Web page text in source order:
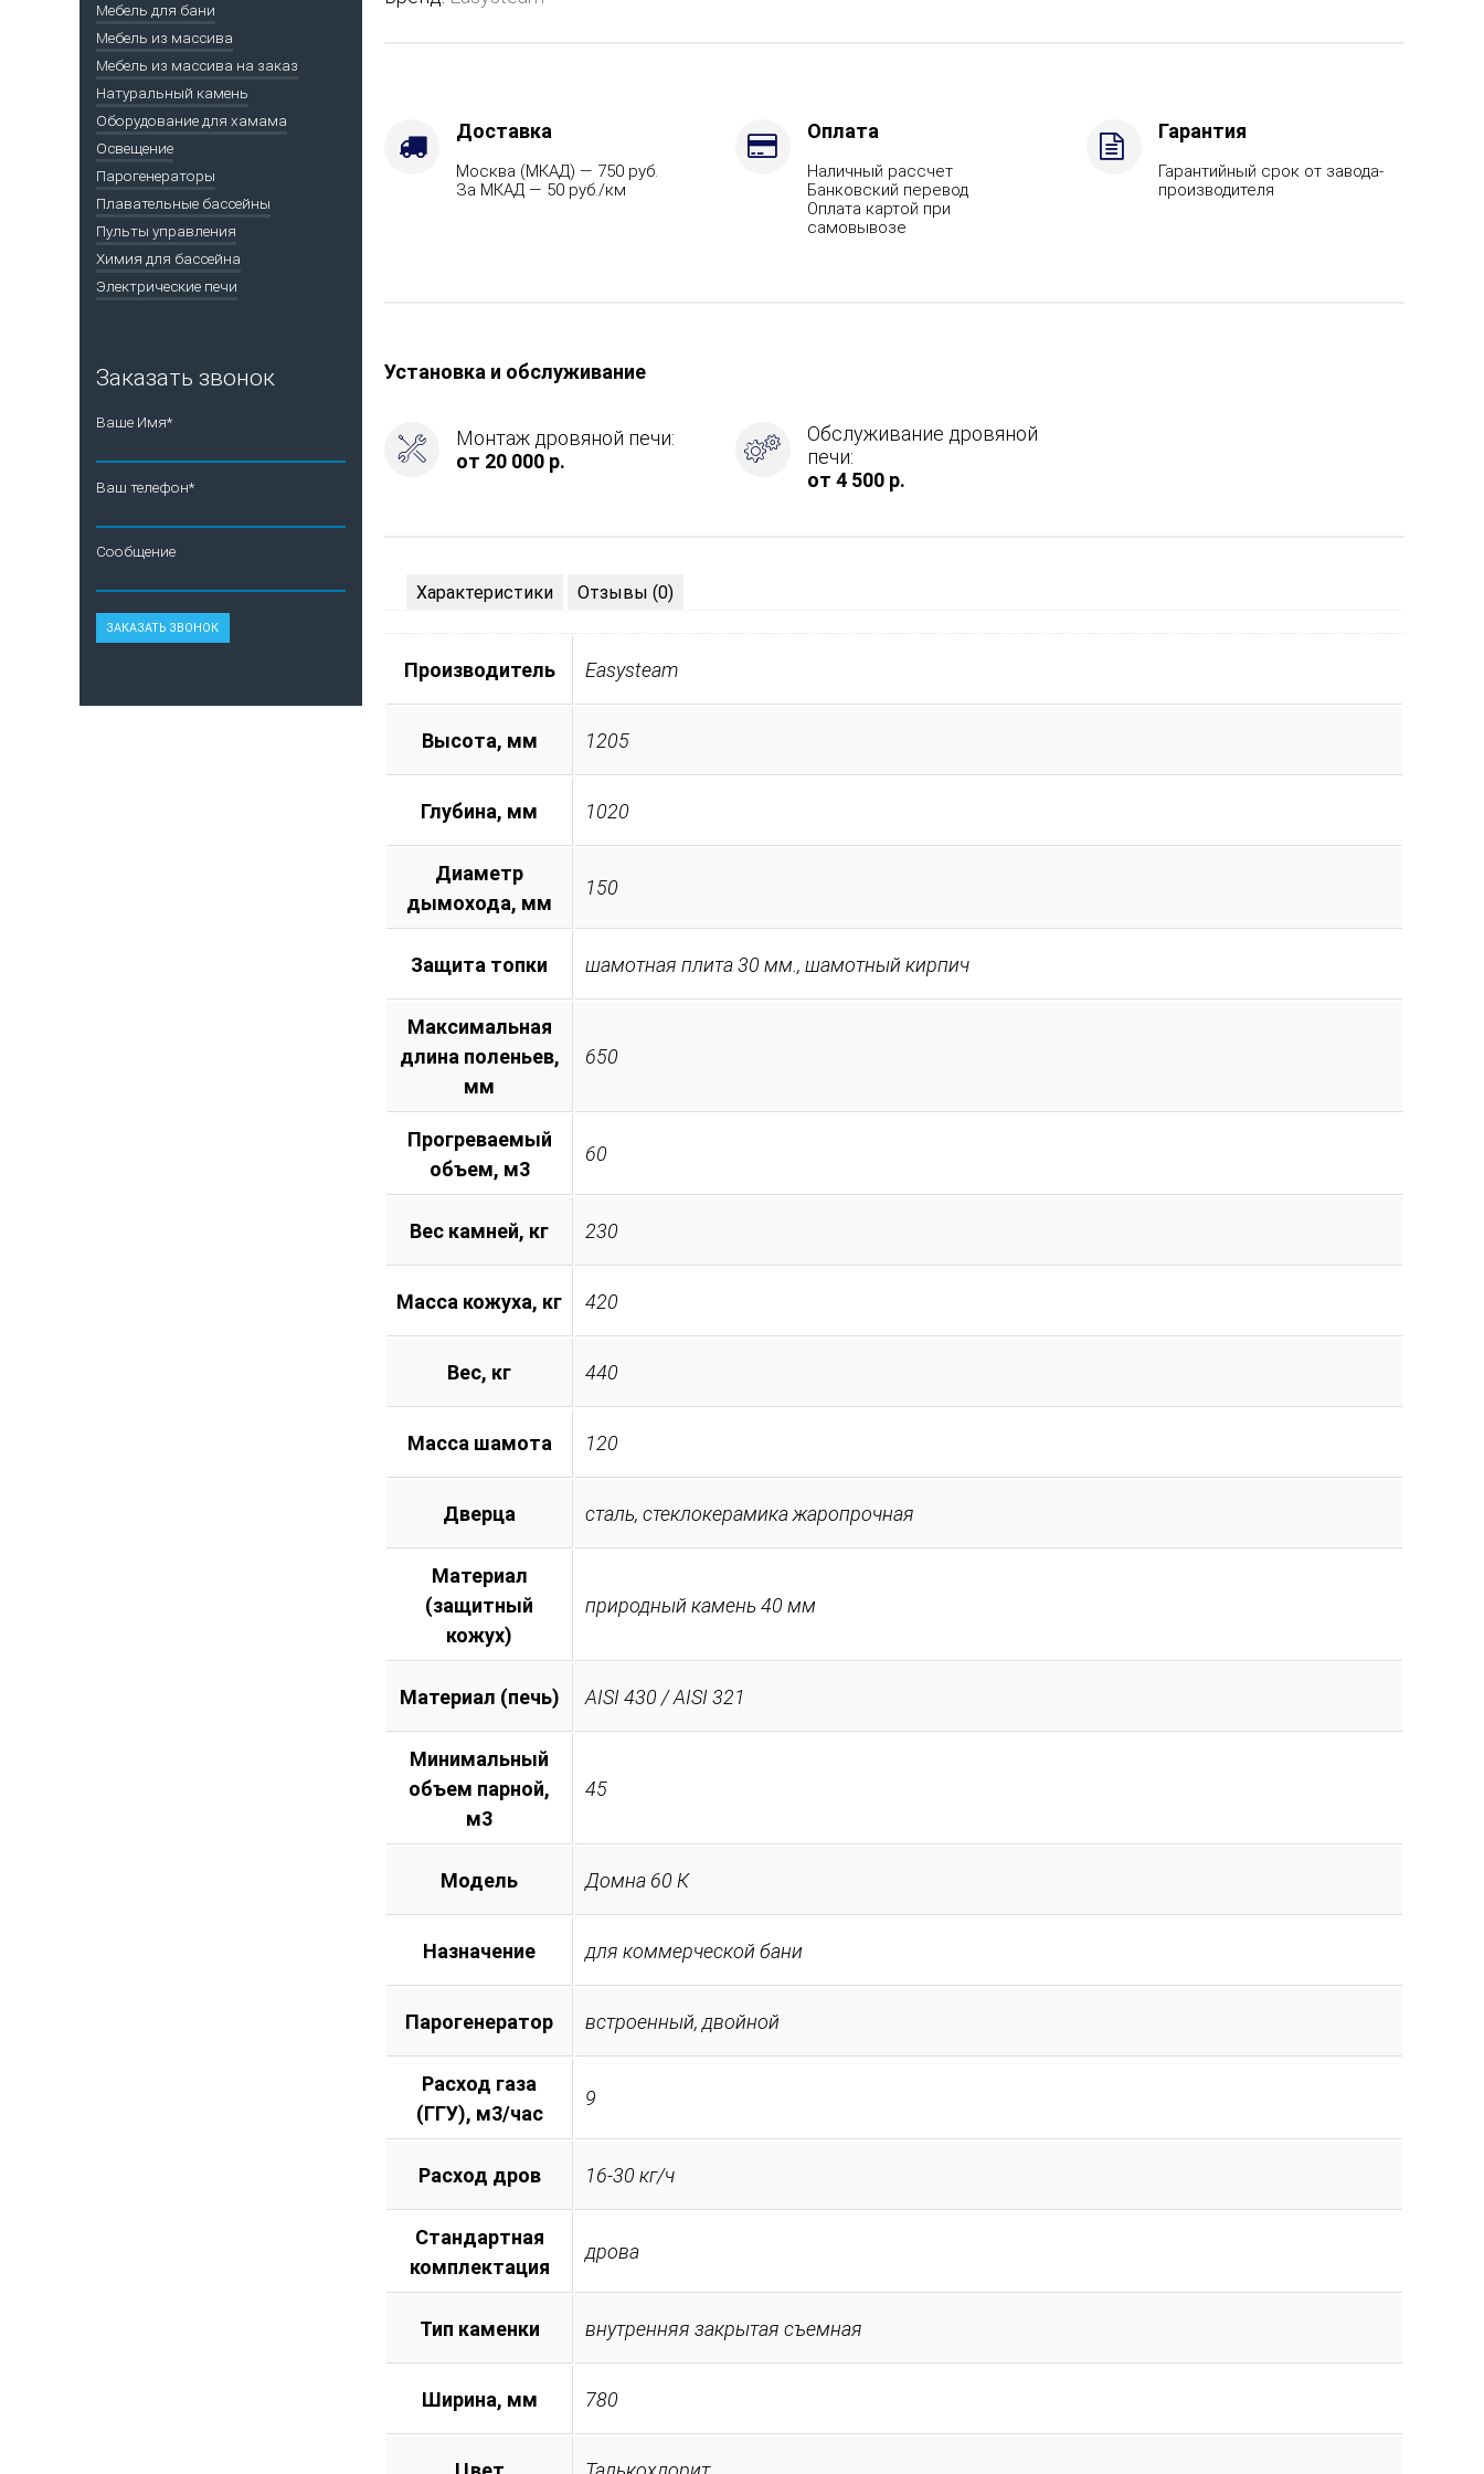
-
Варианты
кожуха
Талькохлорит,
Доставка
Москва (МКАД) — 750 руб.
За МКАД — 50 руб./км
Оплата
Наличный рассчет
Банковский перевод
Оплата картой при
самовывозе
Гарантия
Гарантийный срок от завода-
производителя
Установка и обслуживание
Монтаж дровяной печи:
от 20 000 р.
Обслуживание дровяной
печи:
от 4 500 р.
Характеристики Отзывы (0)
Производитель Easysteam
Высота, мм 1205
Глубина, мм 1020
Диаметр
дымохода, мм
150
Защита топки шамотная плита 30 мм., шамотный кирпич
Максимальная
длина поленьев,
мм
650
Прогреваемый
объем, м3
60
Вес камней, кг 230
Масса кожуха, кг 420
Вес, кг 440
Масса шамота 120
Дверца сталь, стеклокерамика жаропрочная
Материал
(защитный
кожух)
природный камень 40 мм
Материал (печь) AISI 430 / AISI 321
Минимальный
объем парной,
м3
45
Модель Домна 60 К
Назначение для коммерческой бани
Парогенератор встроенный, двойной
Расход газа
(ГГУ), м3/час
9
Расход дров 16-30 кг/ч
Стандартная
комплектация
дрова
Тип каменки внутренняя закрытая съемная
Ширина, мм 780
Мебель для бани
Мебель из массива
Мебель из массива на заказ
Натуральный камень
Оборудование для хамама
Освещение
Парогенераторы
Плавательные бассейны
Пульты управления
Химия для бассейна
Электрические печи
Заказать звонок
Ваше Имя*
Ваш телефон*
Сообщение